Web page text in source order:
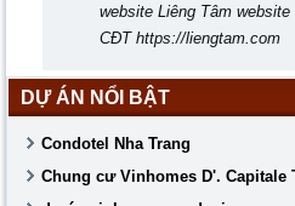
website Liêng Tâm
CĐThttps://liengtam.com
DỰ ÁN NỔI BẬT
Condotel Nha Trang
Chung cư Vinhomes D'. Capitale